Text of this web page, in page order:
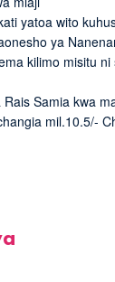
yatoa wito
ya
kilimo misitu ni
Samia kwa
mil.10.5/-